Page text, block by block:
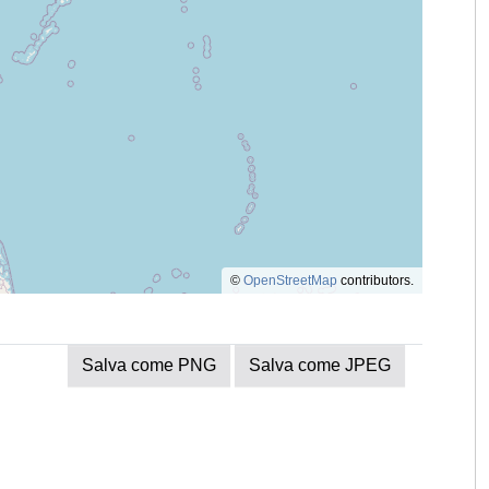
© OpenStreetMap contributors.
Salva come PNG Salva come JPEG